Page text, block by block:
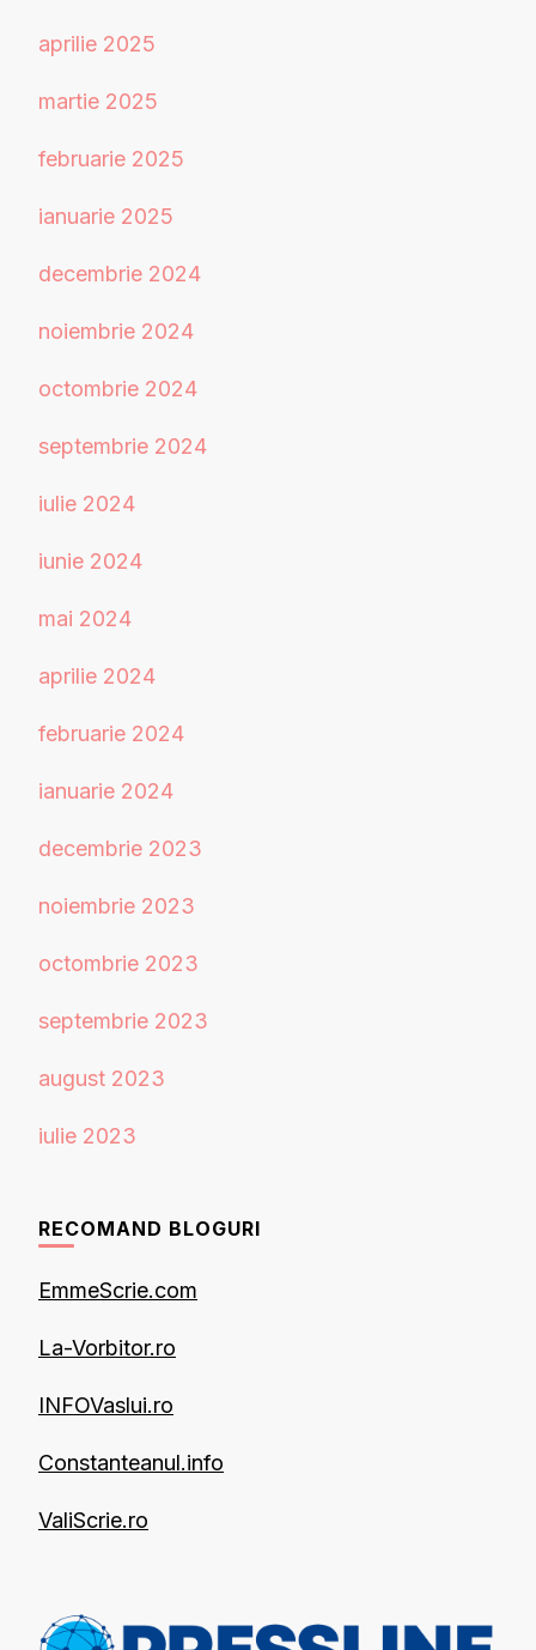
aprilie 2025
martie 2025
februarie 2025
ianuarie 2025
decembrie 2024
noiembrie 2024
octombrie 2024
septembrie 2024
iulie 2024
iunie 2024
mai 2024
aprilie 2024
februarie 2024
ianuarie 2024
decembrie 2023
noiembrie 2023
octombrie 2023
septembrie 2023
august 2023
iulie 2023
RECOMAND BLOGURI
EmmeScrie.com
La-Vorbitor.ro
INFOVaslui.ro
Constanteanul.info
ValiScrie.ro